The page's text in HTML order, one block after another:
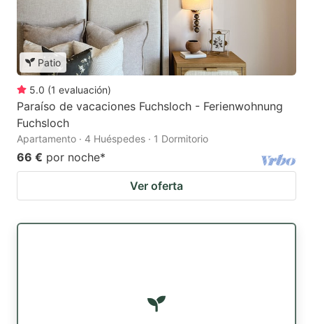
Patio
5.0 (1 evaluación)
Paraíso de vacaciones Fuchsloch - Ferienwohnung
Fuchsloch
Apartamento · 4 Huéspedes · 1 Dormitorio
66 € por noche*
Ver oferta